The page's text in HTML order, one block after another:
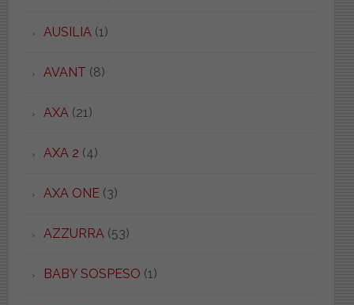
AUSILIA (1)
AVANT (8)
AXA (21)
AXA 2 (4)
AXA ONE(3)
AZZURRA (53)
BABY SOSPESO (1)